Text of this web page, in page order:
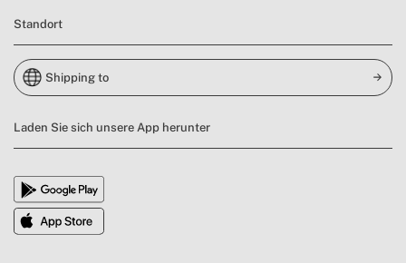
Standort
Shipping to
Laden Sie sich unsere App herunter